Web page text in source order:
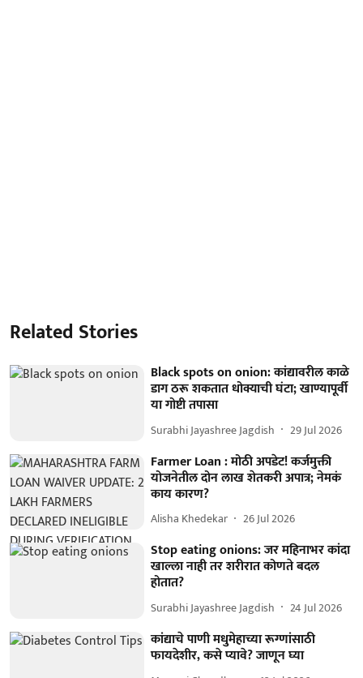
Related Stories
Black spots on onion: कांद्यावरील काळे
डाग ठरू शकतात धोक्याची घंटा; खाण्यापूर्वी
या गोष्टी तपासा
Surabhi Jayashree Jagdish 29 Jul 2026
Farmer Loan : मोठी अपडेट! कर्जमुक्ती
योजनेतील दोन लाख शेतकरी अपात्र; नेमकं
काय कारण?
Alisha Khedekar 26 Jul 2026
Stop eating onions: जर महिनाभर कांदा
खाल्ला नाही तर शरीरात कोणते बदल
होतात?
Surabhi Jayashree Jagdish 24 Jul 2026
कांद्याचे पाणी मधुमेहाच्या रूग्णांसाठी
फायदेशीर, कसे प्यावे? जाणून घ्या